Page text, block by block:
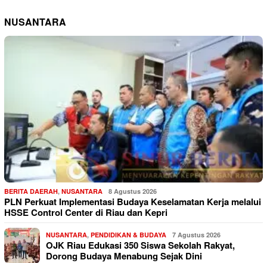
NUSANTARA
BERITA DAERAH, NUSANTARA 8 Agustus 2026
PLN Perkuat Implementasi Budaya Keselamatan Kerja melalui
HSSE Control Center di Riau dan Kepri
NUSANTARA, PENDIDIKAN & BUDAYA 7 Agustus 2026
OJK Riau Edukasi 350 Siswa Sekolah Rakyat,
Dorong Budaya Menabung Sejak Dini